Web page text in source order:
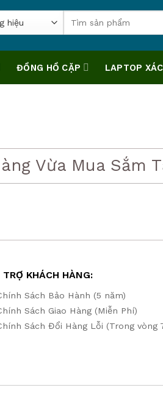
Tìm
kiếm:
ĐỒNG HỒ CẶP LAPTOP
Vừa Mua Sắm
TRỢ KHÁCH HÀNG:
Sách Bảo Hành (5 năm)
Sách Giao Hàng (Miễn Phí)
Sách Đổi Hàng Lỗi (Trong vòng